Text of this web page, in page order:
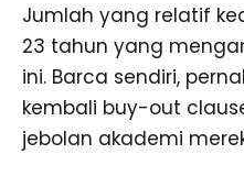
Jumlah yang relatif
23 tahun yang
ini. Barca sendiri,
kembali buy-out
jebolan akademi